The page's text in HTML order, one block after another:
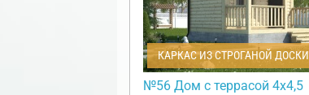
КАРКАС ИЗ СТРОГАНОЙ ДОСКИ
№56 Дом с террасой 4х4,5